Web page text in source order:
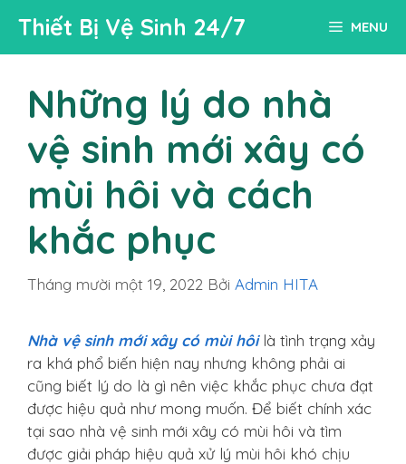
đến
nội
Thiết Bị Vệ Sinh 24/7 MENU
Những lý do nhà
vệ sinh mới xây có
mùi hôi và cách
khắc phục
Tháng mười một 19, 2022 Bởi Admin HITA
Nhà vệ sinh mới xây có mùi hôilà tình trạng xảy
ra khá phổ biến hiện nay nhưng không phải ai
cũng biết lý do là gì nên việc khắc phục chưa đạt
được hiệu quả như mong muốn. Để biết chính xác
tại sao nhà vệ sinh mới xây có mùi hôi và tìm
được giải pháp hiệu quả xử lý mùi hôi khó chịu